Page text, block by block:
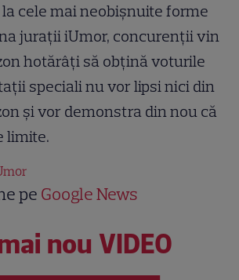
cele mai neobișnuite forme
jurații iUmor, concurenții vin
hotărâți să obțină voturile
speciali nu vor lipsi nici din
și vor demonstra din nou că
limite.
pe Google News
nou VIDEO